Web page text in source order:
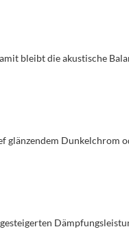
bleibt die akustische
glänzendem Dunkelchrom